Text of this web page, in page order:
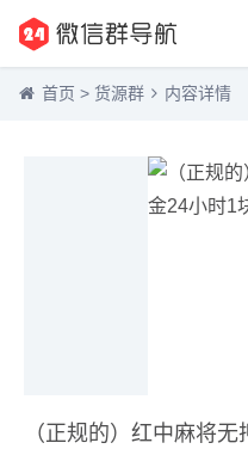
首页 > 货源群 内容详情
（正规的）红中麻将